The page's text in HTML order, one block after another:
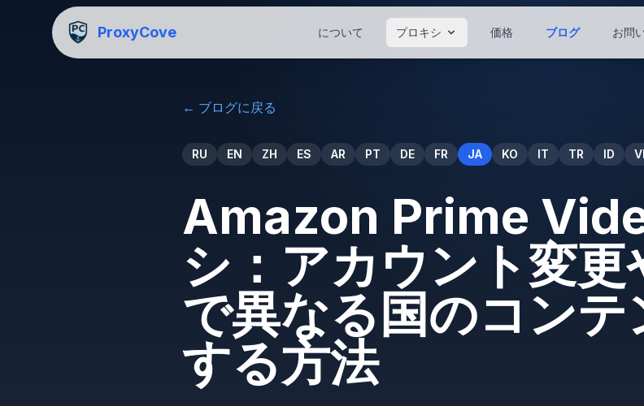
ProxyCove について プロキシ 価格 ブログ お問
← ブログに戻る
RU EN ZH ES AR PT DE FR JA KO IT TR ID VI
Amazon Prime
シ：アカウント変更
で異なる国のコン
する方法